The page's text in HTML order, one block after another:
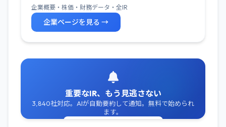
企業概要・株価・財務データ・全IR
企業ページを見る →
重要なIR、もう見逃さない
3,840社対応。AIが自動要約して通知。無料で始められ
ます。